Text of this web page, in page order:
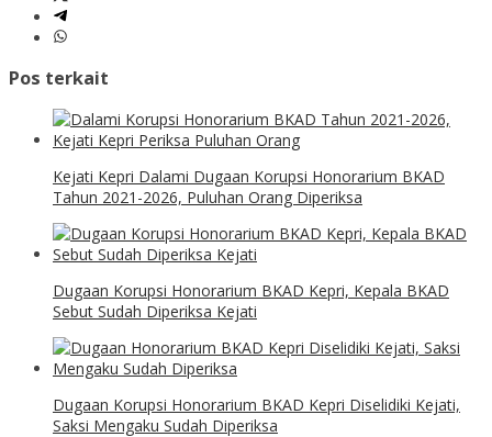
Pos terkait
Kejati Kepri Dalami Dugaan Korupsi Honorarium BKAD
Tahun 2021-2026, Puluhan Orang Diperiksa
Dugaan Korupsi Honorarium BKAD Kepri, Kepala BKAD
Sebut Sudah Diperiksa Kejati
Dugaan Korupsi Honorarium BKAD Kepri Diselidiki Kejati,
Saksi Mengaku Sudah Diperiksa